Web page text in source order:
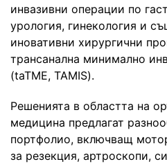
инвазивни операции по
урология, гинекология и
иновативни хирургични
трансанална минимално
(taTME, TAMIS).
Решенията в областта на
медицина предлагат
портфолио, включващ
за резекция, артроскопи,